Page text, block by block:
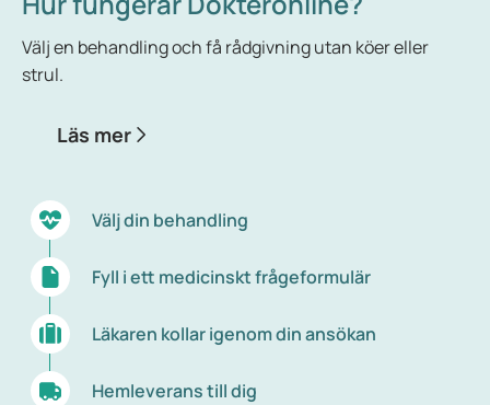
Det är vanligt att sköldkörteln jobbar för långsamt
eller för snabbt. En underaktiv sköldkörtel kallas
hypotyreos och en överaktiv sköldkörtel kallas
för mycket hormoner. Hypotyreos är mycket
vanligare hos kvinnor än hos män och risken att få
Välj en behandling och få rådgivning utan köer eller
strul.
Läs mer
Välj din behandling
Fyll i ett medicinskt frågeformulär
Läkaren kollar igenom din ansökan
Hemleverans till dig